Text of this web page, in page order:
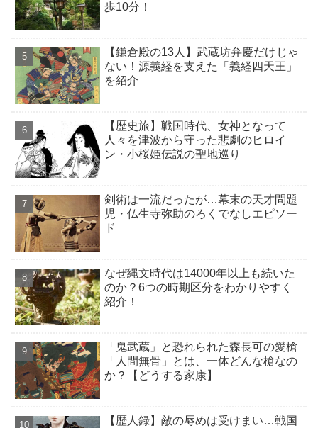
歩10分！
【鎌倉殿の13人】武蔵坊弁慶だけじゃ
ない！源義経を支えた「義経四天王」
を紹介
【歴史旅】戦国時代、女神となって
人々を津波から守った悲劇のヒロイ
ン・小桜姫伝説の聖地巡り
剣術は一流だったが…幕末の天才問題
児・仏生寺弥助のろくでなしエピソー
ド
なぜ縄文時代は14000年以上も続いた
のか？6つの時期区分をわかりやすく
紹介！
「鬼武蔵」と恐れられた森長可の愛槍
「人間無骨」とは、一体どんな槍なの
か？【どうする家康】
【歴人録】敵の辱めは受けまい…戦国